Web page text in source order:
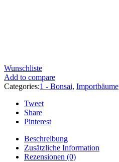
Wunschliste
Add to compare
Categories:1 - Bonsai, Importbäume
Tweet
Share
Pinterest
Beschreibung
Zusätzliche Information
Rezensionen (0)